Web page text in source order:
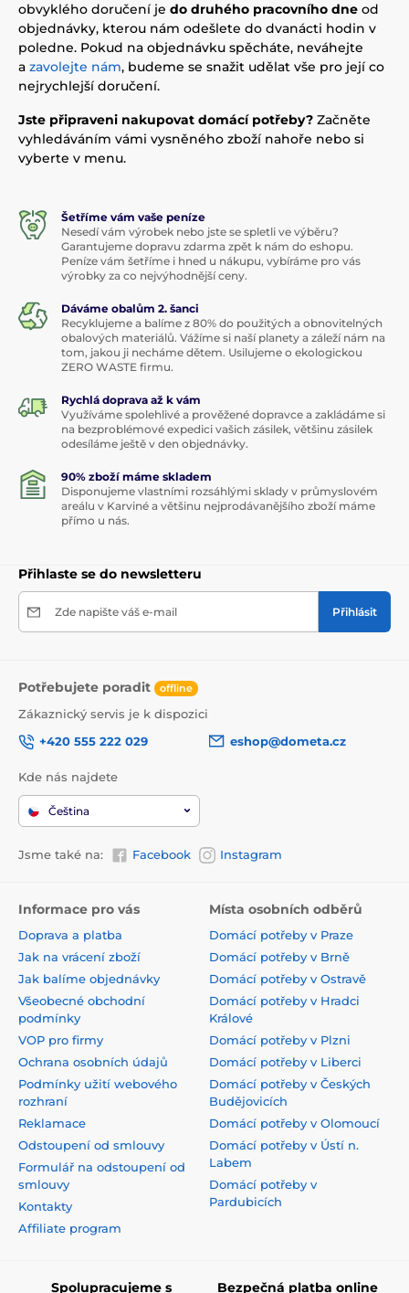
obvyklého doručení je do druhého pracovního dne od
objednávky, kterou nám odešlete do dvanácti hodin v
poledne. Pokud na objednávku spěcháte, neváhejte
a zavolejte nám, budeme se snažit udělat vše pro její co
nejrychlejší doručení.
Jste připraveni nakupovat domácí potřeby? Začněte
vyhledáváním vámi vysněného zboží nahoře nebo si
vyberte v menu.
Šetříme vám vaše peníze
Nesedí vám výrobek nebo jste se spletli ve výběru?
Garantujeme dopravu zdarma zpět k nám do eshopu.
Peníze vám šetříme i hned u nákupu, vybíráme pro vás
výrobky za co nejvýhodnější ceny.
Dáváme obalům 2. šanci
Recyklujeme a balíme z 80% do použitých a obnovitelných
obalových materiálů. Vážíme si naší planety a záleží nám na
tom, jakou ji necháme dětem. Usilujeme o ekologickou
ZERO WASTE firmu.
Rychlá doprava až k vám
Využíváme spolehlivé a prověžené dopravce a zakládáme si
na bezproblémové expedici vašich zásilek, většinu zásilek
odesíláme ještě v den objednávky.
90% zboží máme skladem
Disponujeme vlastními rozsáhlými sklady v průmyslovém
areálu v Karviné a většinu nejprodávanějšího zboží máme
přímo u nás.
Přihlaste se do newsletteru
Zde napište váš e-mail Přihlásit
Potřebujete poradit offline
Zákaznický servis je k dispozici
+420 555 222 029
eshop@dometa.cz
Kde nás najdete
Čeština
Jsme také na: Facebook Instagram
Informace pro vás
Doprava a platba
Jak na vrácení zboží
Jak balíme objednávky
Všeobecné obchodní
podmínky
VOP pro firmy
Ochrana osobních údajů
Podmínky užití webového
rozhraní
Reklamace
Odstoupení od smlouvy
Formulář na odstoupení od
smlouvy
Kontakty
Affiliate program
Místa osobních odběrů
Domácí potřeby v Praze
Domácí potřeby v Brně
Domácí potřeby v Ostravě
Domácí potřeby v Hradci
Králové
Domácí potřeby v Plzni
Domácí potřeby v Liberci
Domácí potřeby v Českých
Budějovicích
Domácí potřeby v Olomoucí
Domácí potřeby v Ústí n.
Labem
Domácí potřeby v
Pardubicích
Spolupracujeme s Bezpečná platba online